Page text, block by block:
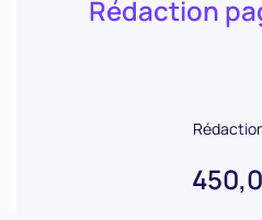
Rédaction